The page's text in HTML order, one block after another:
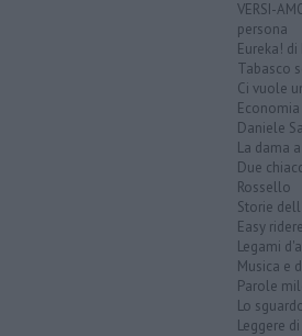
VERSI-
persona
Eureka!
Tabasco
Ci vuole
Daniele
La dama
Due
Rossello
Storie
Easy
Legami
Musica e
Parole
Lo
Leggere